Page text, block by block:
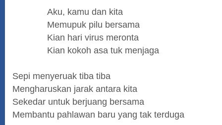
Aku, kamu dan kita
Memupuk pilu bersama
Kian hari virus meronta
Kian kokoh asa tuk menjaga
Sepi menyeruak tiba tiba
Mengharuskan jarak antara kita
Sekedar untuk berjuang bersama
Membantu pahlawan baru yang tak terduga